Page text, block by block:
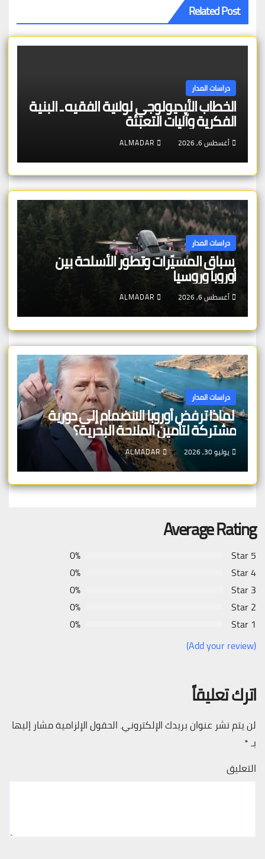
Related Post
دراسات المدار
الخطاب الأيديولوجي لولاية الفقيه ـ البنية
الفكرية وآليات التعبئة
أغسطس 6, 2026 ALMADAR
دراسات المدار
سباق المسيّرات وتطور الأسلحة بين
أوروبا وروسيا
أغسطس 6, 2026 ALMADAR
دراسات المدار
لماذا ترفض أوروبا الانضمام إلى دورية
مشتركة لتأمين الملاحة البحرية؟
يوليو 30, 2026 ALMADAR
Average Rating
5 Star
0%
4 Star
0%
3 Star
0%
2 Star
0%
1 Star
0%
(Add your review)
اترك تعليقاً
لن يتم نشر عنوان بريدك الإلكتروني. الحقول الإلزامية مشار إليها
بـ*
التعليق